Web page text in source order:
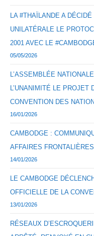
LA #THAÏLANDE A DÉCIDÉ
UNILATÉRALE LE
2001 AVEC LE
05/05/2026
L’ASSEMBLÉE
L’UNANIMITÉ LE PROJET
CONVENTION DES
16/01/2026
CAMBODGE :
AFFAIRES FRONTALIÈRES
14/01/2026
LE CAMBODGE
OFFICIELLE DE LA
13/01/2026
RÉSEAUX